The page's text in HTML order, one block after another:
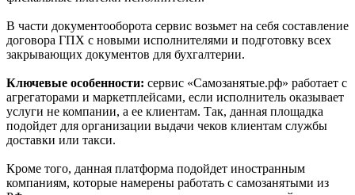
В части документооборота сервис возьмет на себя составление
договора ГПХ с новыми исполнителями и подготовку всех
закрывающих документов для бухгалтерии.
Ключевые особенности: сервис «Самозанятые.рф» работает с
агрегаторами и маркетплейсами, если исполнитель оказывает
услуги не компании, а ее клиентам. Так, данная площадка
подойдет для организации выдачи чеков клиентам службы
доставки или такси.
Кроме того, данная платформа подойдет иностранным
компаниям, которые намерены работать с самозанятыми из